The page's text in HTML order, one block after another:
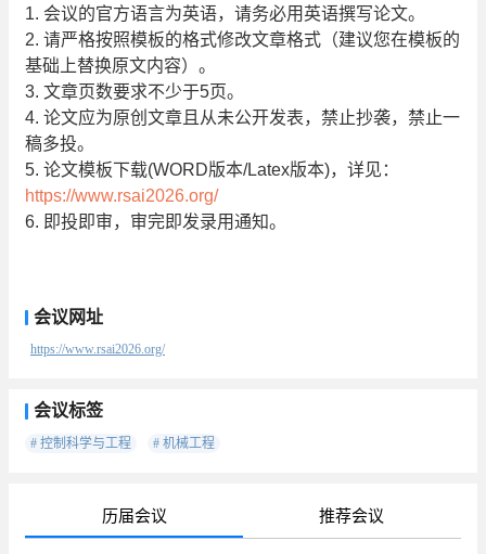
1. 会议的官方语言为英语，请务必用英语撰写论文。
2. 请严格按照模板的格式修改文章格式（建议您在模板的
基础上替换原文内容）。
3. 文章页数要求不少于5页。
4. 论文应为原创文章且从未公开发表，禁止抄袭，禁止一
稿多投。
5. 论文模板下载(WORD版本/Latex版本)，详见：
https://www.rsai2026.org/
6. 即投即审，审完即发录用通知。
会议网址
https://www.rsai2026.org/
会议标签
# 控制科学与工程 # 机械工程
历届会议 推荐会议